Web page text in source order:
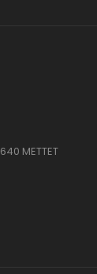
METTET